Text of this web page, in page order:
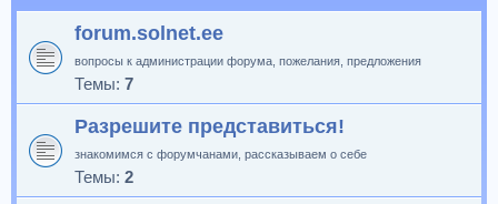
forum.solnet.ee
вопросы к администрации форума, пожелания, предложения
Темы: 7
Разрешите представиться!
знакомимся с форумчанами, рассказываем о себе
Темы: 2